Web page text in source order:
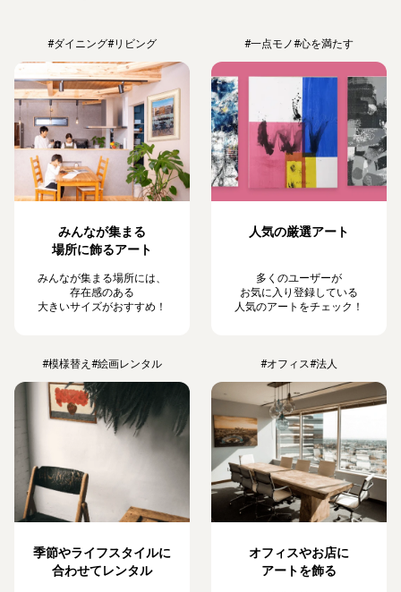
#ダイニング#リビング
みんなが集まる
場所に飾るアート
みんなが集まる場所には、
存在感のある
大きいサイズがおすすめ！
#一点モノ#心を満たす
人気の厳選アート
多くのユーザーが
お気に入り登録している
人気のアートをチェック！
#模様替え #絵画レンタル
季節やライフスタイルに
合わせてレンタル
#オフィス#法人
オフィスやお店に
アートを飾る